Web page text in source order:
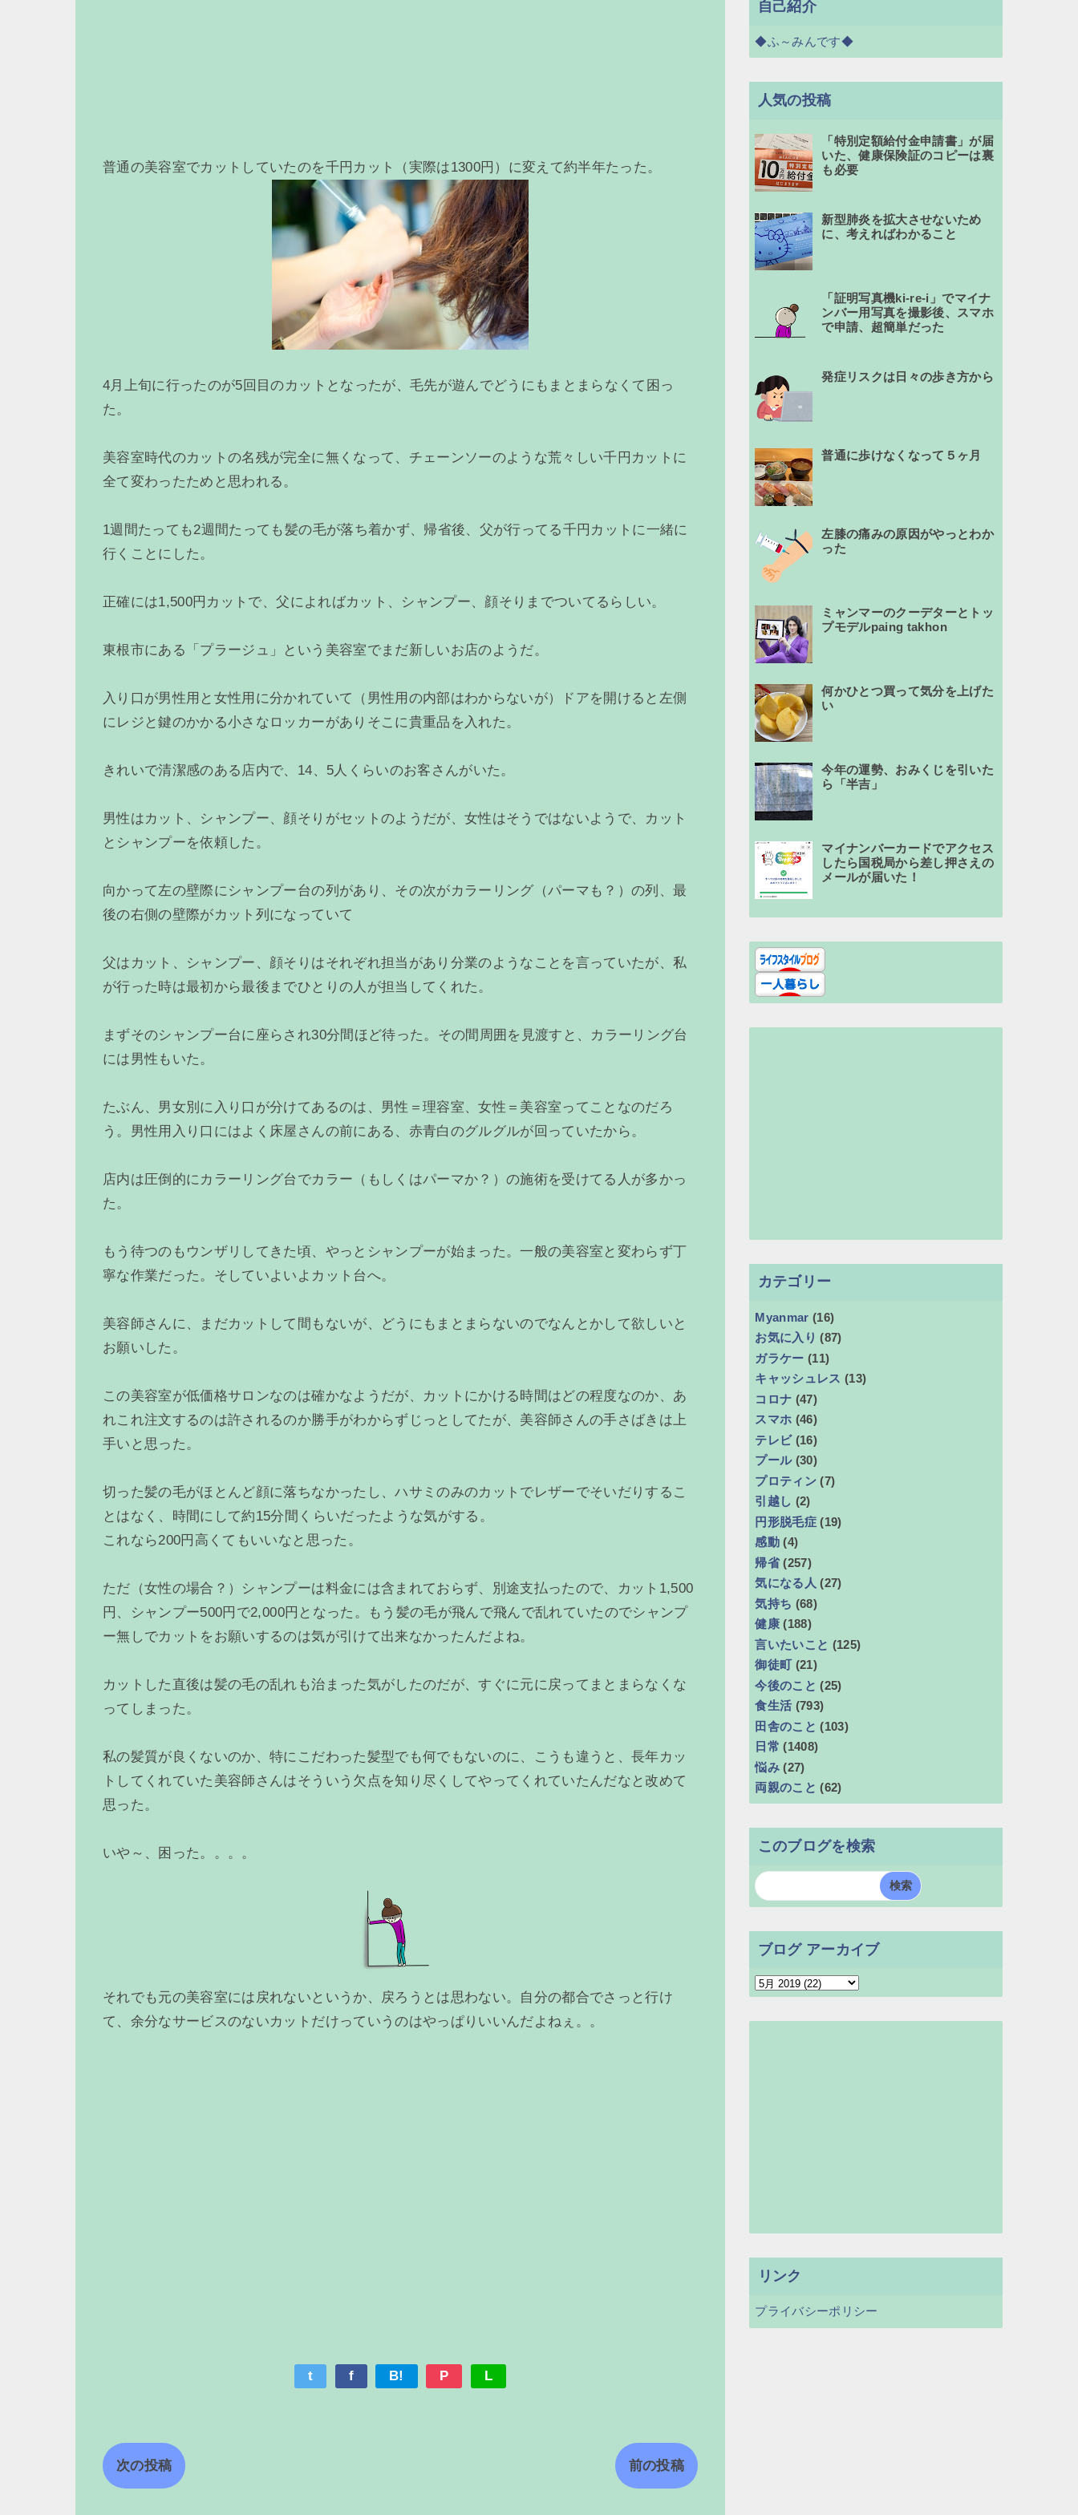
普通の美容室でカットしていたのを千円カット（実際は1300円）に変えて約半年たった。
4月上旬に行ったのが5回目のカットとなったが、毛先が遊んでどうにもまとまらなくて困っ
た。
美容室時代のカットの名残が完全に無くなって、チェーンソーのような荒々しい千円カットに
全て変わったためと思われる。
1週間たっても2週間たっても髪の毛が落ち着かず、帰省後、父が行ってる千円カットに一緒に
行くことにした。
正確には1,500円カットで、父によればカット、シャンプー、顔そりまでついてるらしい。
東根市にある「プラージュ」という美容室でまだ新しいお店のようだ。
入り口が男性用と女性用に分かれていて（男性用の内部はわからないが）ドアを開けると左側
にレジと鍵のかかる小さなロッカーがありそこに貴重品を入れた。
きれいで清潔感のある店内で、14、5人くらいのお客さんがいた。
男性はカット、シャンプー、顔そりがセットのようだが、女性はそうではないようで、カット
とシャンプーを依頼した。
向かって左の壁際にシャンプー台の列があり、その次がカラーリング（パーマも？）の列、最
後の右側の壁際がカット列になっていて
父はカット、シャンプー、顔そりはそれぞれ担当があり分業のようなことを言っていたが、私
が行った時は最初から最後までひとりの人が担当してくれた。
まずそのシャンプー台に座らされ30分間ほど待った。その間周囲を見渡すと、カラーリング台
には男性もいた。
たぶん、男女別に入り口が分けてあるのは、男性＝理容室、女性＝美容室ってことなのだろ
う。男性用入り口にはよく床屋さんの前にある、赤青白のグルグルが回っていたから。
店内は圧倒的にカラーリング台でカラー（もしくはパーマか？）の施術を受けてる人が多かっ
た。
もう待つのもウンザリしてきた頃、やっとシャンプーが始まった。一般の美容室と変わらず丁
寧な作業だった。そしていよいよカット台へ。
美容師さんに、まだカットして間もないが、どうにもまとまらないのでなんとかして欲しいと
お願いした。
この美容室が低価格サロンなのは確かなようだが、カットにかける時間はどの程度なのか、あ
れこれ注文するのは許されるのか勝手がわからずじっとしてたが、美容師さんの手さばきは上
手いと思った。
切った髪の毛がほとんど顔に落ちなかったし、ハサミのみのカットでレザーでそいだりするこ
とはなく、時間にして約15分間くらいだったような気がする。
これなら200円高くてもいいなと思った。
ただ（女性の場合？）シャンプーは料金には含まれておらず、別途支払ったので、カット1,500
円、シャンプー500円で2,000円となった。もう髪の毛が飛んで飛んで乱れていたのでシャンプ
ー無しでカットをお願いするのは気が引けて出来なかったんだよね。
カットした直後は髪の毛の乱れも治まった気がしたのだが、すぐに元に戻ってまとまらなくな
ってしまった。
私の髪質が良くないのか、特にこだわった髪型でも何でもないのに、こうも違うと、長年カッ
トしてくれていた美容師さんはそういう欠点を知り尽くしてやってくれていたんだなと改めて
思った。
いや～、困った。。。。
それでも元の美容室には戻れないというか、戻ろうとは思わない。自分の都合でさっと行け
て、余分なサービスのないカットだけっていうのはやっぱりいいんだよねぇ。。
t f B! P L
次の投稿 前の投稿
自己紹介
◆ふ～みんです◆
人気の投稿
「特別定額給付金申請書」が届
いた、健康保険証のコピーは裏
も必要
新型肺炎を拡大させないため
に、考えればわかること
「証明写真機ki-re-i」でマイナ
ンバー用写真を撮影後、スマホ
で申請、超簡単だった
発症リスクは日々の歩き方から
普通に歩けなくなって５ヶ月
左膝の痛みの原因がやっとわか
った
ミャンマーのクーデターとトッ
プモデルpaing takhon
何かひとつ買って気分を上げた
い
今年の運勢、おみくじを引いた
ら「半吉」
マイナンバーカードでアクセス
したら国税局から差し押さえの
メールが届いた！
カテゴリー
Myanmar (16)
お気に入り (87)
ガラケー (11)
キャッシュレス (13)
コロナ (47)
スマホ (46)
テレビ (16)
プール (30)
プロティン (7)
引越し (2)
円形脱毛症 (19)
感動 (4)
帰省 (257)
気になる人 (27)
気持ち (68)
健康 (188)
言いたいこと (125)
御徒町 (21)
今後のこと (25)
食生活 (793)
田舎のこと (103)
日常 (1408)
悩み (27)
両親のこと (62)
このブログを検索
ブログ アーカイブ
リンク
プライバシーポリシー